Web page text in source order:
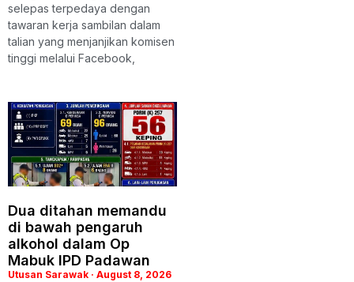
selepas terpedaya dengan
tawaran kerja sambilan dalam
talian yang menjanjikan komisen
tinggi melalui Facebook,
Dua ditahan memandu
di bawah pengaruh
alkohol dalam Op
Mabuk IPD Padawan
Utusan Sarawak August 8, 2026